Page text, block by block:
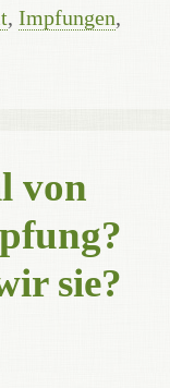
, Impfungen,
von
sie?